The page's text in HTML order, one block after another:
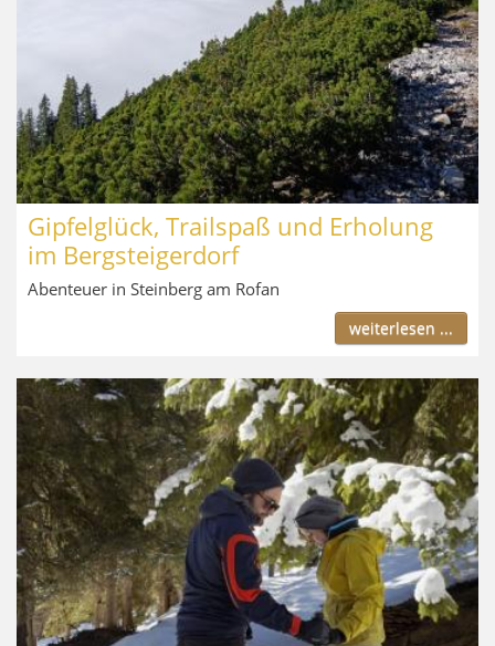
Gipfelglück, Trailspaß und Erholung
im Bergsteigerdorf
Abenteuer in Steinberg am Rofan
weiterlesen ...